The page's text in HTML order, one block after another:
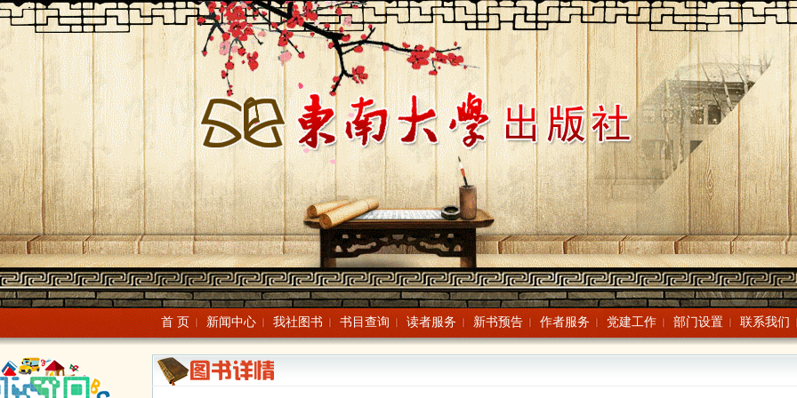
首 页 新闻中心 我社图书 书目查询 读者服务 新书预告 作者服务 党建工作 部门设置 联系我们